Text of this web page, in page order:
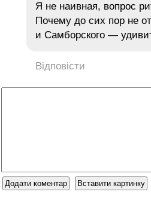
Я не наивная, вопрос
Почему до сих пор не
и Самборского —
Відповісти